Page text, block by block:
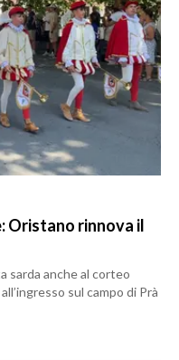
Oristano rinnova il
sarda anche al corteo
sul campo di Prà